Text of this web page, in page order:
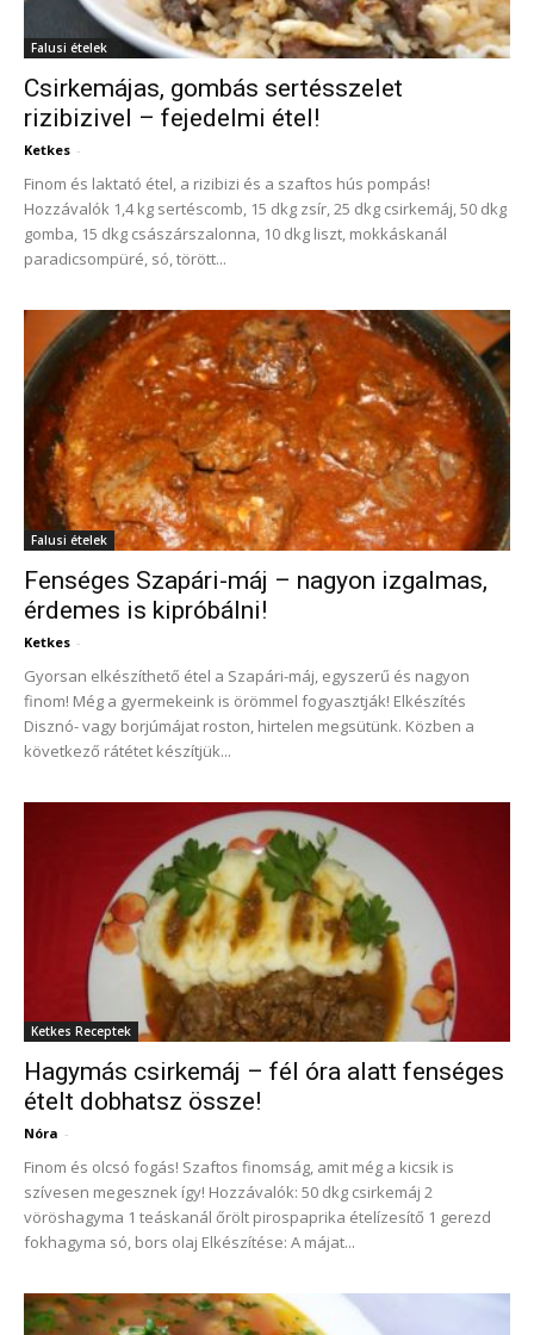
Falusi ételek
Csirkemájas, gombás sertésszelet
rizibizivel – fejedelmi étel!
Ketkes -
Finom és laktató étel, a rizibizi és a szaftos hús pompás!
Hozzávalók 1,4 kg sertéscomb, 15 dkg zsír, 25 dkg csirkemáj, 50 dkg
gomba, 15 dkg császárszalonna, 10 dkg liszt, mokkáskanál
paradicsompüré, só, törött...
Falusi ételek
Fenséges Szapári-máj – nagyon izgalmas,
érdemes is kipróbálni!
Ketkes -
Gyorsan elkészíthető étel a Szapári-máj, egyszerű és nagyon
finom! Még a gyermekeink is örömmel fogyasztják! Elkészítés
Disznó- vagy borjúmájat roston, hirtelen megsütünk. Közben a
következő rátétet készítjük...
Ketkes Receptek
Hagymás csirkemáj – fél óra alatt fenséges
ételt dobhatsz össze!
Nóra -
Finom és olcsó fogás! Szaftos finomság, amit még a kicsik is
szívesen megesznek így! Hozzávalók: 50 dkg csirkemáj 2
vöröshagyma 1 teáskanál őrölt pirospaprika ételízesítő 1 gerezd
fokhagyma só, bors olaj Elkészítése: A májat...